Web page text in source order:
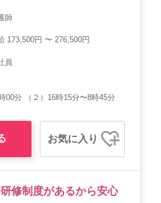
師
173,500円 〜 276,500円
員
00分 （２）16時15分〜8時45分
お気に入り
研修制度があるから安心